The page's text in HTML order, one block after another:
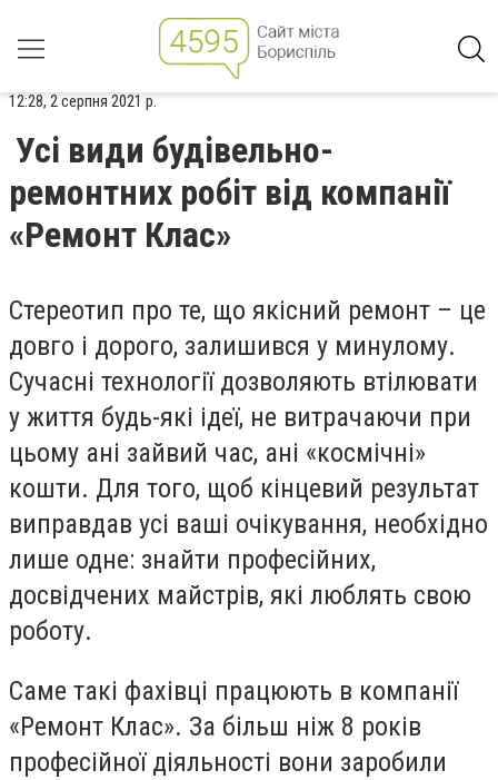
12:28, 2 серпня 2021 р.
Усі види будівельно-
ремонтних робіт від компанії
«Ремонт Клас»
Стереотип про те, що якісний ремонт – це
довго і дорого, залишився у минулому.
Сучасні технології дозволяють втілювати
у життя будь-які ідеї, не витрачаючи при
цьому ані зайвий час, ані «космічні»
кошти. Для того, щоб кінцевий результат
виправдав усі ваші очікування, необхідно
лише одне: знайти професійних,
досвідчених майстрів, які люблять свою
роботу.
Саме такі фахівці працюють в компанії
«Ремонт Клас». За більш ніж 8 років
професійної діяльності вони заробили